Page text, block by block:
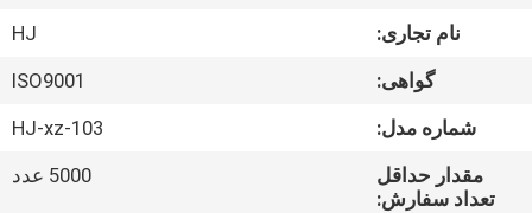
درباره
کارخانه
نام تجاری:
HJ
گواهی:
ISO9001
شماره مدل:
HJ-xz-103
مقدار حداقل
تعداد سفارش:
5000 عدد